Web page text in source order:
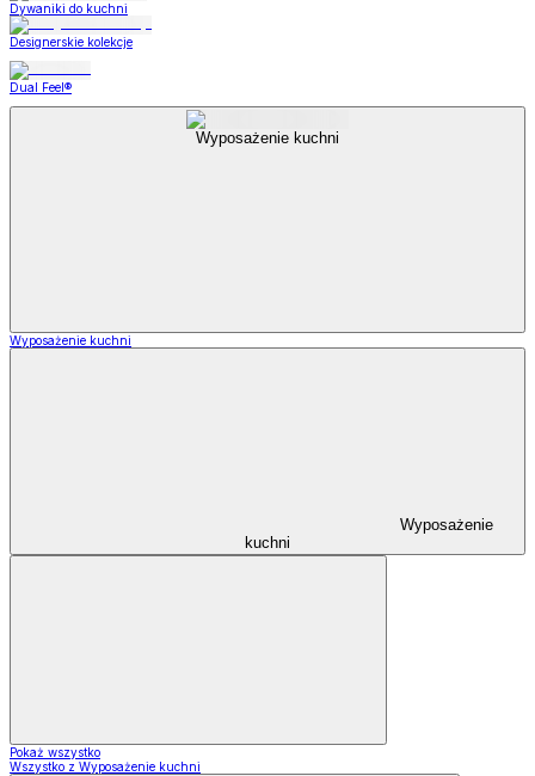
Dywaniki do kuchni
Designerskie kolekcje
Dual Feel®
Wyposażenie kuchni
Wyposażenie kuchni
Wyposażenie
kuchni
Pokaż wszystko
Wszystko z Wyposażenie kuchni